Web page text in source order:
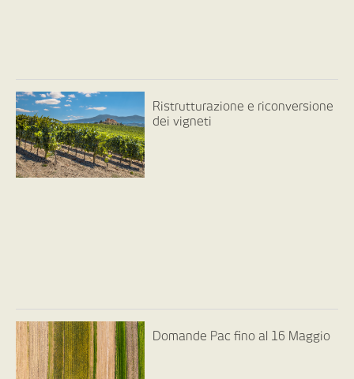
Ristrutturazione e riconversione
dei vigneti
Domande Pac fino al 16 Maggio